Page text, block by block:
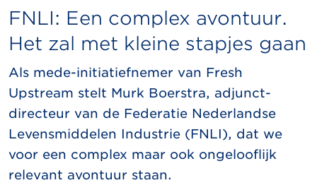
FNLI: Een complex avontuur.
Het zal met kleine stapjes gaan
Als mede-initiatiefnemer van Fresh
Upstream stelt Murk Boerstra, adjunct-
directeur van de Federatie Nederlandse
Levensmiddelen Industrie (FNLI), dat we
voor een complex maar ook ongelooflijk
relevant avontuur staan.